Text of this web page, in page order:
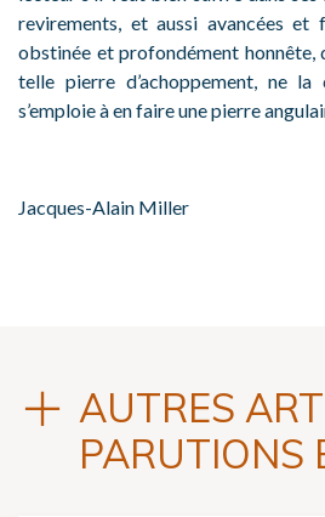
revirements, et aussi avancées et
obstinée et profondément honnête,
telle pierre d’achoppement, ne la
s’emploie à en faire une pierre
Jacques-Alain Miller
AUTRES
PARUTIONS